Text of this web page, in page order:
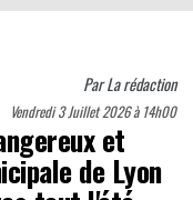
ParLa rédaction
Vendredi 3 Juillet 2026 à 14h00
et
de Lyon